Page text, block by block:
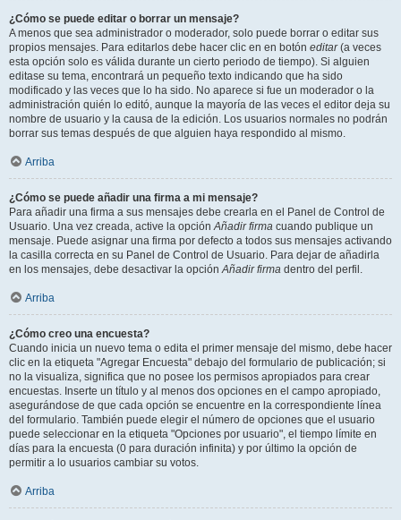
¿Cómo se puede editar o borrar un mensaje?
A menos que sea administrador o moderador, solo puede borrar o editar sus
propios mensajes. Para editarlos debe hacer clic en en botón editar(a veces
esta opción solo es válida durante un cierto periodo de tiempo). Si alguien
editase su tema, encontrará un pequeño texto indicando que ha sido
modificado y las veces que lo ha sido. No aparece si fue un moderador o la
administración quién lo editó, aunque la mayoría de las veces el editor deja su
nombre de usuario y la causa de la edición. Los usuarios normales no podrán
borrar sus temas después de que alguien haya respondido al mismo.
Arriba
¿Cómo se puede añadir una firma a mi mensaje?
Para añadir una firma a sus mensajes debe crearla en el Panel de Control de
Usuario. Una vez creada, active la opciónAñadir firma cuando publique un
mensaje. Puede asignar una firma por defecto a todos sus mensajes activando
la casilla correcta en su Panel de Control de Usuario. Para dejar de añadirla
en los mensajes, debe desactivar la opciónAñadir firma dentro del perfil.
Arriba
¿Cómo creo una encuesta?
Cuando inicia un nuevo tema o edita el primer mensaje del mismo, debe hacer
clic en la etiqueta "Agregar Encuesta" debajo del formulario de publicación; si
no la visualiza, significa que no posee los permisos apropiados para crear
encuestas. Inserte un título y al menos dos opciones en el campo apropiado,
asegurándose de que cada opción se encuentre en la correspondiente línea
del formulario. También puede elegir el número de opciones que el usuario
puede seleccionar en la etiqueta "Opciones por usuario", el tiempo límite en
días para la encuesta (0 para duración infinita) y por último la opción de
permitir a lo usuarios cambiar su votos.
Arriba